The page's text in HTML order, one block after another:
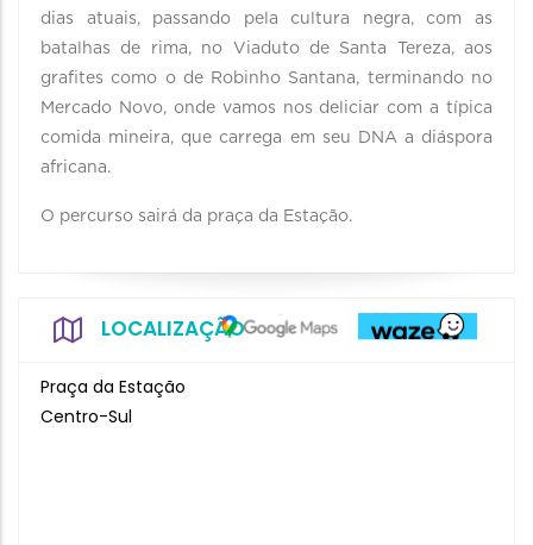
dias atuais, passando pela cultura negra, com as
batalhas de rima, no Viaduto de Santa Tereza, aos
grafites como o de Robinho Santana, terminando no
Mercado Novo, onde vamos nos deliciar com a típica
comida mineira, que carrega em seu DNA a diáspora
africana.
O percurso sairá da praça da Estação.
LOCALIZAÇÃO
Praça da Estação
Centro-Sul